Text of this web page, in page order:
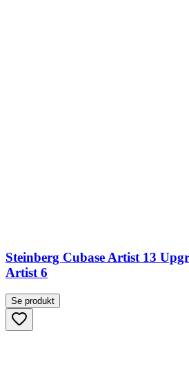
Steinberg Cubase Artist 13
Artist 6
Se produkt